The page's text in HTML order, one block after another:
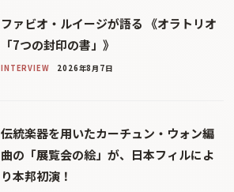
ファビオ・ルイージが語る 《オラトリオ
「7つの封印の書」》
INTERVIEW 2026年8月7日
伝統楽器を用いたカーチュン・ウォン編
曲の「展覧会の絵」が、日本フィルによ
り本邦初演！